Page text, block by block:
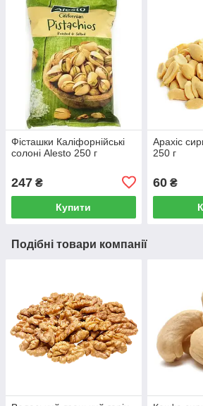
Фісташки Каліфорнійські
солоні Alesto 250 г
247 ₴
Купити
Арахіс
250 г
60₴
Подібні товари компанії